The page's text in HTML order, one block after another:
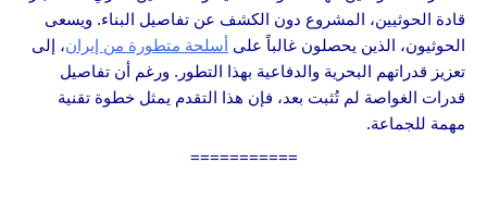
قادة الحوثيين، المشروع دون الكشف عن تفاصيل البناء. ويسعى
الحوثيون، الذين يحصلون غالباً على أسلحة متطورة من إيران، إلى
تعزيز قدراتهم البحرية والدفاعية بهذا التطور. ورغم أن تفاصيل
قدرات الغواصة لم تُثبت بعد، فإن هذا التقدم يمثل خطوة تقنية
مهمة للجماعة.
===========